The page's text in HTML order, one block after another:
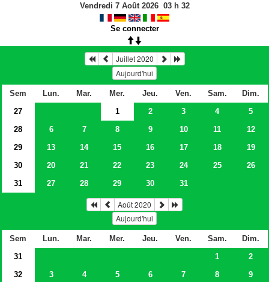
Vendredi 7 Août 2026 03h 32
Se connecter
Juillet 2020
Aujourd'hui
Sem Lun. Mar. Mer. Jeu. Ven. Sam.
Dim.
27
1 2 3 4
5
28
6 7 8 9 10 11
12
29
13 14 15 16 17 18
19
30
20 21 22 23 24 25
26
31
27 28 29 30 31
Août 2020
Aujourd'hui
Sem Lun. Mar. Mer. Jeu. Ven. Sam.
Dim.
31
1
2
32
3 4 5 6 7 8
9